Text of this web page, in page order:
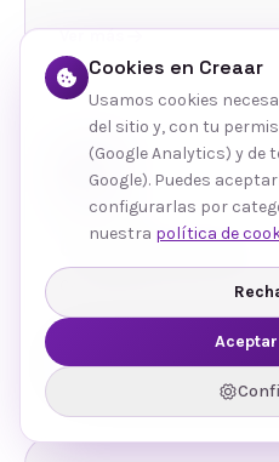
Ver más
Gestión de Redes
Contenido y community
con tu público.
Ver más
Cookies en Creaar
Usamos cookies
del sitio y, con tu
(Google Analytics) y de
Google). Puedes
configurarlas por
nuestra política de